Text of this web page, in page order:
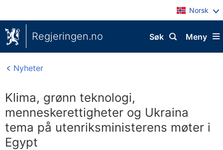
Norsk
Regjeringen.no Meny
Søk
Nyheter
Klima, grønn teknologi,
menneskerettigheter og Ukraina
tema på utenriksministerens møter i
Egypt